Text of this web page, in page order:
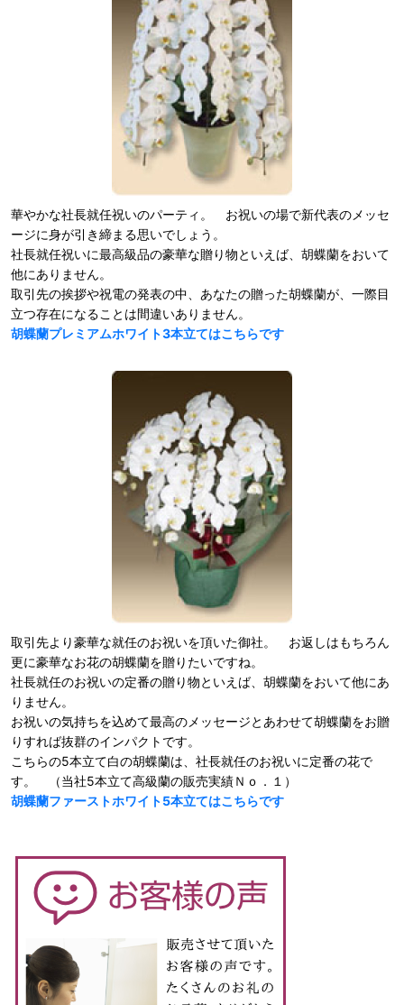
華やかな社長就任祝いのパーティ。 お祝いの場で新代表のメッセ
ージに身が引き締まる思いでしょう。
社長就任祝いに最高級品の豪華な贈り物といえば、胡蝶蘭をおいて
他にありません。
取引先の挨拶や祝電の発表の中、あなたの贈った胡蝶蘭が、一際目
立つ存在になることは間違いありません。
胡蝶蘭プレミアムホワイト3本立てはこちらです
取引先より豪華な就任のお祝いを頂いた御社。 お返しはもちろん
更に豪華なお花の胡蝶蘭を贈りたいですね。
社長就任のお祝いの定番の贈り物といえば、胡蝶蘭をおいて他にあ
りません。
お祝いの気持ちを込めて最高のメッセージとあわせて胡蝶蘭をお贈
りすれば抜群のインパクトです。
こちらの5本立て白の胡蝶蘭は、社長就任のお祝いに定番の花で
す。 （当社5本立て高級蘭の販売実績Ｎｏ．１）
胡蝶蘭ファーストホワイト5本立てはこちらです